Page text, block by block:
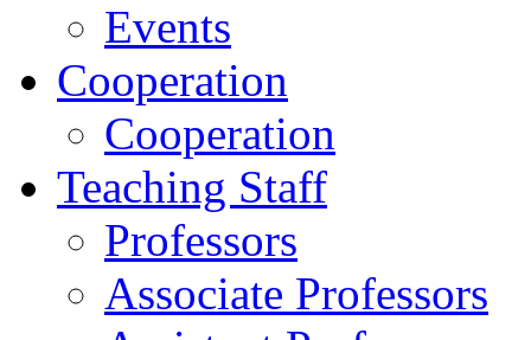
Events
Cooperation
Cooperation
Teaching Staff
Professors
Associate Professors